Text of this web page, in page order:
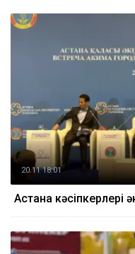
20.11 18:01
Астана кәсіпкерлері